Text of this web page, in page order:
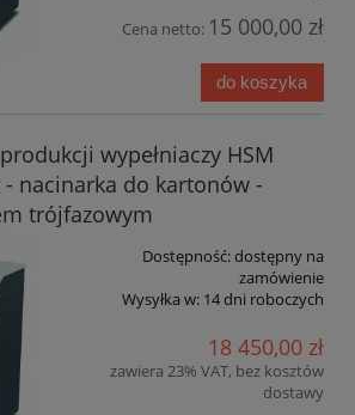
Cena netto: 15 000,00 zł
do koszyka
wypełniaczy HSM
- nacinarka do kartonów -
trójfazowym
Dostępność:dostępny na
zamówienie
Wysyłka w: 14 dni roboczych
18 450,00 zł
zawiera 23% VAT, bez kosztów
dostawy